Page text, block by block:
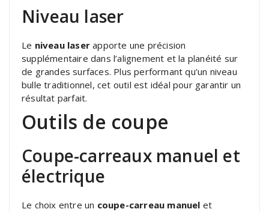
Niveau laser
Le niveau laser apporte une précision
supplémentaire dans l’alignement et la planéité sur
de grandes surfaces. Plus performant qu’un niveau
bulle traditionnel, cet outil est idéal pour garantir un
résultat parfait.
Outils de coupe
Coupe-carreaux manuel et
électrique
Le choix entre un coupe-carreau manuel et